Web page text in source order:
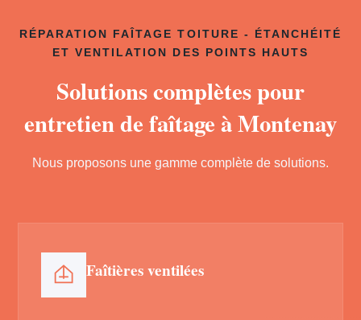
RÉPARATION FAÎTAGE TOITURE - ÉTANCHÉITÉ
ET VENTILATION DES POINTS HAUTS
Solutions complètes pour
entretien de faîtage à Montenay
Nous proposons une gamme complète de solutions.
Faîtières ventilées